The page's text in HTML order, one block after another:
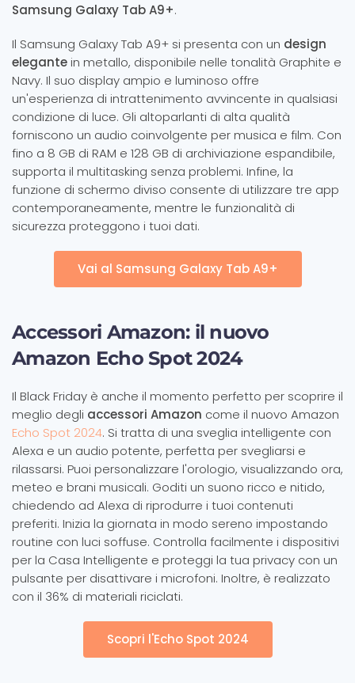
Samsung Galaxy Tab A9+.
Il Samsung Galaxy Tab A9+ si presenta con un design
elegantein metallo, disponibile nelle tonalità Graphite e
Navy. Il suo display ampio e luminoso offre
un'esperienza di intrattenimento avvincente in qualsiasi
condizione di luce. Gli altoparlanti di alta qualità
forniscono un audio coinvolgente per musica e film. Con
fino a 8 GB di RAM e 128 GB di archiviazione espandibile,
supporta il multitasking senza problemi. Infine, la
funzione di schermo diviso consente di utilizzare tre app
contemporaneamente, mentre le funzionalità di
sicurezza proteggono i tuoi dati.
Vai al Samsung Galaxy Tab A9+
Accessori Amazon: il nuovo
Amazon Echo Spot 2024
Il Black Friday è anche il momento perfetto per scoprire il
meglio degli accessori Amazon come il nuovo Amazon
Echo Spot 2024. Si tratta di una sveglia intelligente con
Alexa e un audio potente, perfetta per svegliarsi e
rilassarsi. Puoi personalizzare l'orologio, visualizzando ora,
meteo e brani musicali. Goditi un suono ricco e nitido,
chiedendo ad Alexa di riprodurre i tuoi contenuti
preferiti. Inizia la giornata in modo sereno impostando
routine con luci soffuse. Controlla facilmente i dispositivi
per la Casa Intelligente e proteggi la tua privacy con un
pulsante per disattivare i microfoni. Inoltre, è realizzato
con il 36% di materiali riciclati.
Scopri l'Echo Spot 2024